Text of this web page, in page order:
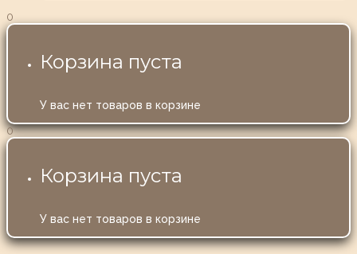
0
Корзина пуста
У вас нет товаров в корзине
0
Корзина пуста
У вас нет товаров в корзине